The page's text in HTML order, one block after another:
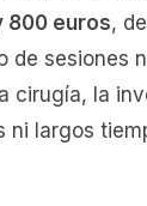
800 euros,
de sesiones
cirugía, la
ni largos